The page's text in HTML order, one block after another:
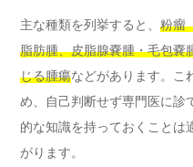
主な種類を列挙すると、 粉瘤
脂肪腫、皮脂腺嚢腫・毛包嚢
じる腫瘍などがあります。こ
め、自己判断せず専門医に診
的な知識を持っておくことは
がります。